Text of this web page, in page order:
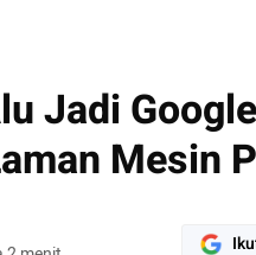
Jadi
Mesin